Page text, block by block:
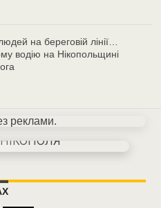
на береговій лінії…
водію на Нікопольщині